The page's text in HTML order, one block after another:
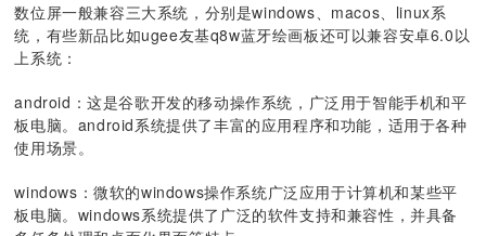
数位屏一般兼容三大系统，分别是windows、macos、linux系
统，有些新品比如ugee友基q8w蓝牙绘画板还可以兼容安卓6.0以
上系统：
android：这是谷歌开发的移动操作系统，广泛用于智能手机和平
板电脑。android系统提供了丰富的应用程序和功能，适用于各种
使用场景。
windows：微软的windows操作系统广泛应用于计算机和某些平
板电脑。windows系统提供了广泛的软件支持和兼容性，并具备